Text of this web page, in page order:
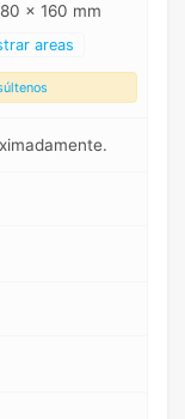
x 160 mm
areas